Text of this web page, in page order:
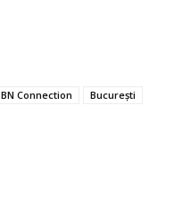
BN Connection
București